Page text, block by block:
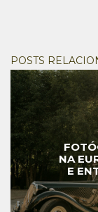
POSTS
NA
E